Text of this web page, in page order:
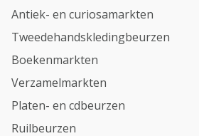
Antiek- en curiosamarkten
Tweedehandskledingbeurzen
Boekenmarkten
Verzamelmarkten
Platen- en cdbeurzen
Ruilbeurzen